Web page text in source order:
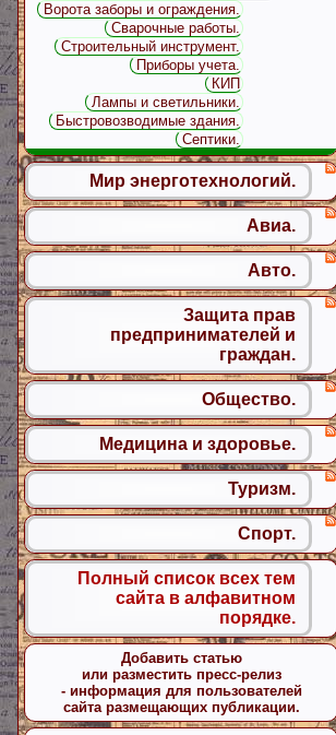
Ворота заборы и ограждения.
Сварочные работы.
Строительный инструмент.
Приборы учета.
КИП
Лампы и светильники.
Быстровозводимые здания.
Септики.
Мир энерготехнологий.
Авиа.
Авто.
Защита прав
предпринимателей и
граждан.
Общество.
Медицина и здоровье.
Туризм.
Спорт.
Полный список всех тем
сайта в алфавитном
порядке.
Добавить статью
или разместить пресс-релиз
- информация для пользователей
сайта размещающих публикации.